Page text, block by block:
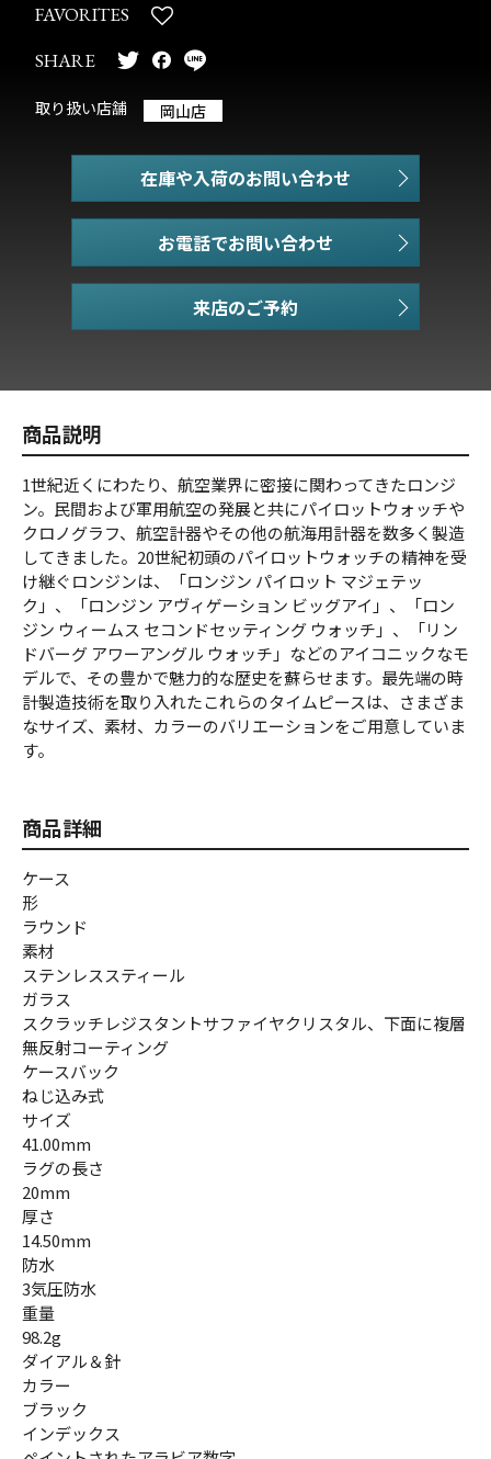
FAVORITES
SHARE
取り扱い店舗 岡山店
在庫や入荷のお問い合わせ
お電話でお問い合わせ
商品説明
1世紀近くにわたり、航空業界に密接に関わってきたロンジ
ン。民間および軍用航空の発展と共にパイロットウォッチや
クロノグラフ、航空計器やその他の航海用計器を数多く製造
してきました。20世紀初頭のパイロットウォッチの精神を受
け継ぐロンジンは、「ロンジン パイロット マジェテッ
ク」、「ロンジン アヴィゲーション ビッグアイ」、「ロン
ジン ウィームス セコンドセッティング ウォッチ」、「リン
ドバーグ アワーアングル ウォッチ」などのアイコニックなモ
デルで、その豊かで魅力的な歴史を蘇らせます。最先端の時
計製造技術を取り入れたこれらのタイムピースは、さまざま
なサイズ、素材、カラーのバリエーションをご用意していま
す。
商品詳細
ケース
形
ラウンド
素材
ステンレススティール
ガラス
スクラッチレジスタントサファイヤクリスタル、下面に複層
無反射コーティング
ケースバック
ねじ込み式
サイズ
41.00mm
ラグの長さ
20mm
厚さ
14.50mm
防水
3気圧防水
重量
98.2g
ダイアル＆針
カラー
ブラック
インデックス